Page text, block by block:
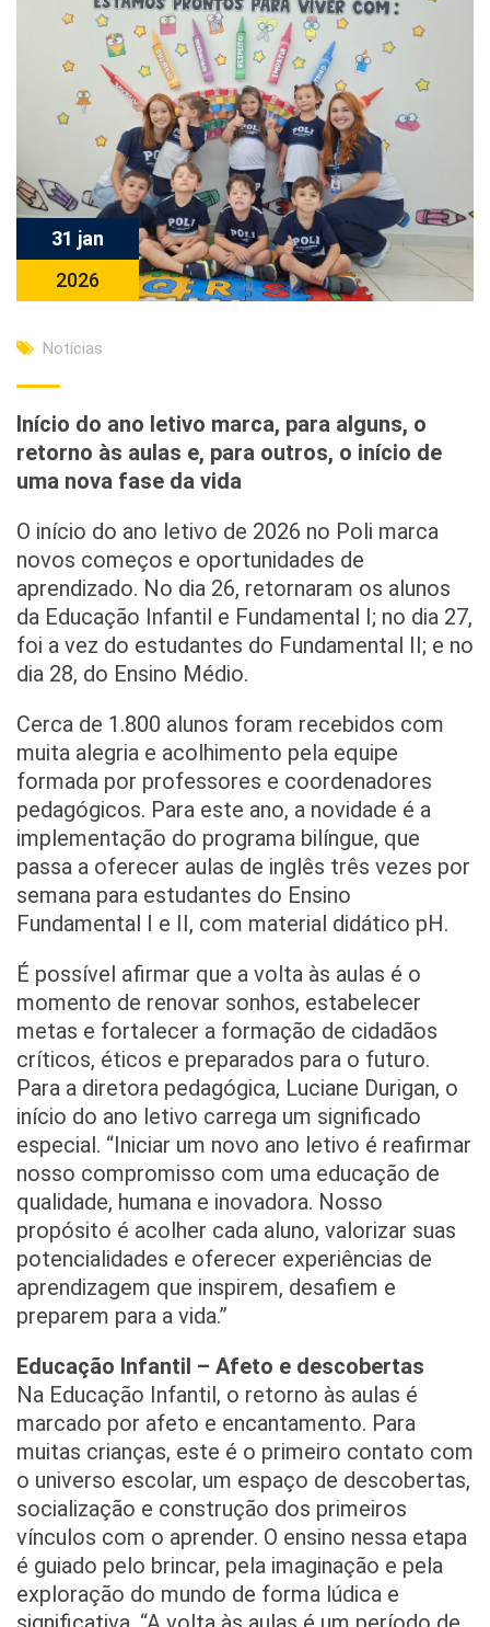
31 jan
2026
Notícias
Início do ano letivo marca, para alguns, o
retorno às aulas e, para outros, o início de
uma nova fase da vida
O início do ano letivo de 2026 no Poli marca
novos começos e oportunidades de
aprendizado. No dia 26, retornaram os alunos
da Educação Infantil e Fundamental I; no dia 27,
foi a vez do estudantes do Fundamental II; e no
dia 28, do Ensino Médio.
Cerca de 1.800 alunos foram recebidos com
muita alegria e acolhimento pela equipe
formada por professores e coordenadores
pedagógicos. Para este ano, a novidade é a
implementação do programa bilíngue, que
passa a oferecer aulas de inglês três vezes por
semana para estudantes do Ensino
Fundamental I e II, com material didático pH.
É possível afirmar que a volta às aulas é o
momento de renovar sonhos, estabelecer
metas e fortalecer a formação de cidadãos
críticos, éticos e preparados para o futuro.
Para a diretora pedagógica, Luciane Durigan, o
início do ano letivo carrega um significado
especial. “Iniciar um novo ano letivo é reafirmar
nosso compromisso com uma educação de
qualidade, humana e inovadora. Nosso
propósito é acolher cada aluno, valorizar suas
potencialidades e oferecer experiências de
aprendizagem que inspirem, desafiem e
preparem para a vida.”
Educação Infantil – Afeto e descobertas
Na Educação Infantil, o retorno às aulas é
marcado por afeto e encantamento. Para
muitas crianças, este é o primeiro contato com
o universo escolar, um espaço de descobertas,
socialização e construção dos primeiros
vínculos com o aprender. O ensino nessa etapa
é guiado pelo brincar, pela imaginação e pela
exploração do mundo de forma lúdica e